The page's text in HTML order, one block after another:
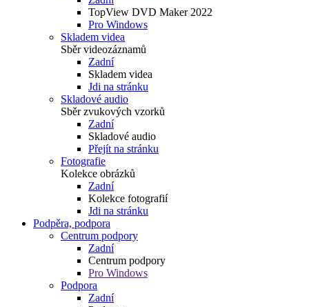
TopView DVD Maker 2022
Pro Windows
Skladem videa
Sběr videozáznamů
Zadní
Skladem videa
Jdi na stránku
Skladové audio
Sběr zvukových vzorků
Zadní
Skladové audio
Přejít na stránku
Fotografie
Kolekce obrázků
Zadní
Kolekce fotografií
Jdi na stránku
Podpěra, podpora
Centrum podpory
Zadní
Centrum podpory
Pro Windows
Podpora
Zadní